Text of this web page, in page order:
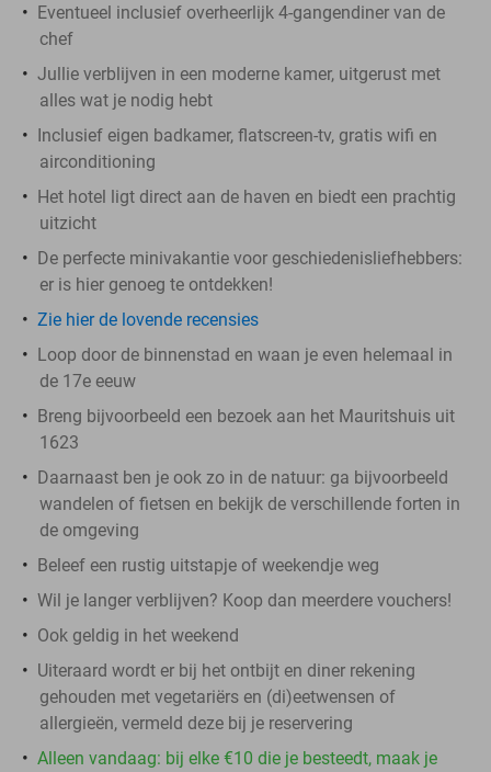
Eventueel inclusief overheerlijk 4-gangendiner van de
chef
Jullie verblijven in een moderne kamer, uitgerust met
alles wat je nodig hebt
Inclusief eigen badkamer, flatscreen-tv, gratis wifi en
airconditioning
Het hotel ligt direct aan de haven en biedt een prachtig
uitzicht
De perfecte minivakantie voor geschiedenisliefhebbers:
er is hier genoeg te ontdekken!
Zie hier de lovende recensies
Loop door de binnenstad en waan je even helemaal in
de 17e eeuw
Breng bijvoorbeeld een bezoek aan het Mauritshuis uit
1623
Daarnaast ben je ook zo in de natuur: ga bijvoorbeeld
wandelen of fietsen en bekijk de verschillende forten in
de omgeving
Beleef een rustig uitstapje of weekendje weg
Wil je langer verblijven? Koop dan meerdere vouchers!
Ook geldig in het weekend
Uiteraard wordt er bij het ontbijt en diner rekening
gehouden met vegetariërs en (di)eetwensen of
allergieën, vermeld deze bij je reservering
Alleen vandaag: bij elke €10 die je besteedt, maak je